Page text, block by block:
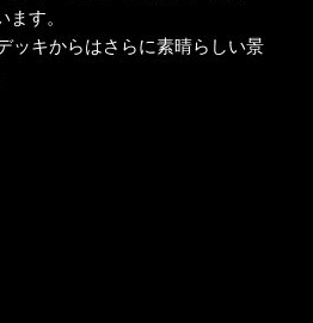
す。
ッキからはさらに素晴らしい景